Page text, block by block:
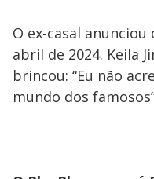
O ex-casal
abril de 2024. Keila
brincou: “Eu não
mundo dos